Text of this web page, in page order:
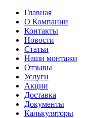
Главная
О Компании
Контакты
Новости
Статьи
Наши монтажи
Отзывы
Услуги
Акции
Доставка
Документы
Калькуляторы